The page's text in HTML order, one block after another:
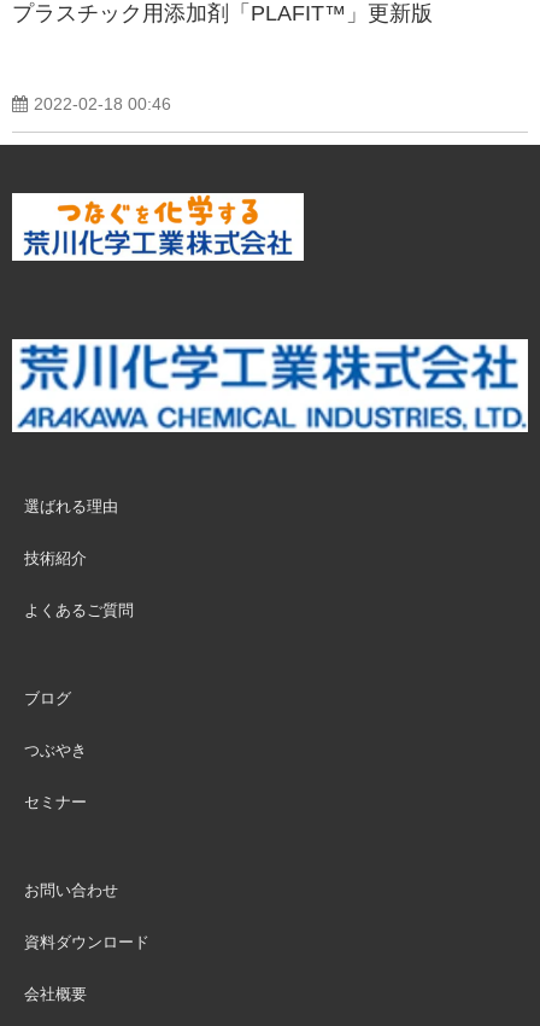
プラスチック用添加剤「PLAFIT™」更新版
2022-02-18 00:46
選ばれる理由
技術紹介
よくあるご質問
ブログ
つぶやき
セミナー
お問い合わせ
資料ダウンロード
会社概要